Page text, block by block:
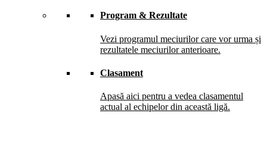
Program & Rezultate
Vezi programul meciurilor care vor urma și
rezultatele meciurilor anterioare.
Clasament
Apasă aici pentru a vedea clasamentul
actual al echipelor din această ligă.